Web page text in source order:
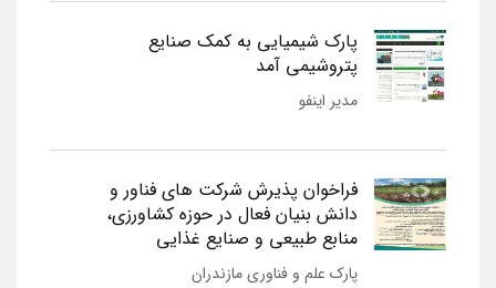
پارک شیمیایی به کمک صنایع
پتروشیمی آمد
مدیر اینفو
فراخوان پذیرش شرکت های فناور و
دانش بنیان فعال در حوزه کشاورزی،
منابع طبیعی و صنایع غذایی
پارک علم و فناوری مازندران